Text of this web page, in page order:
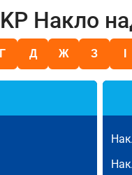
Накло
Г Д Ж З